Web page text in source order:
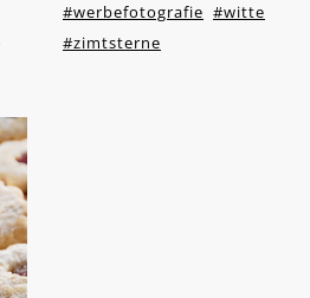
#werbefotografie #witte
#zimtsterne